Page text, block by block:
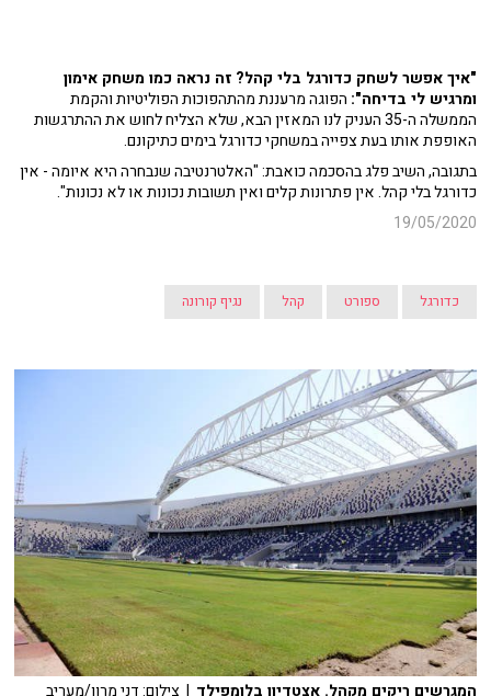
"איך אפשר לשחק כדורגל בלי קהל? זה נראה כמו משחק אימון
ומרגיש לי בדיחה": הפוגה מרעננת מהתהפוכות הפוליטיות והקמת
הממשלה ה-35 העניק לנו המאזין הבא, שלא הצליח לחוש את ההתרגשות
האופפת אותו בעת צפייה במשחקי כדורגל בימים כתיקונם.
בתגובה, השיב פלג בהסכמה כואבת: "האלטרנטיבה שנבחרה היא איומה - אין
כדורגל בלי קהל. אין פתרונות קלים ואין תשובות נכונות או לא נכונות".
19/05/2020
כדורגל ספורט קהל נגיף קורונה
המגרשים ריקים מקהל. אצטדיון בלומפילד | צילום: דני מרון/מעריב